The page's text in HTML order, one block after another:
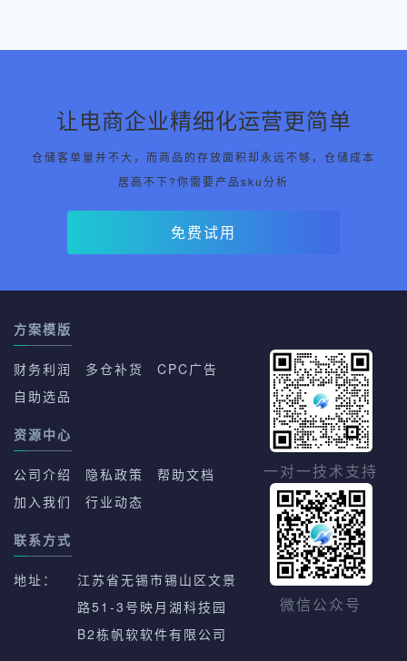
让电商企业精细化运营更简单
仓储客单量并不大，而商品的存放面积却永远不够，仓储成本
居高不下?你需要产品sku分析
免费试用
方案模版
财务利润 多仓补货
CPC广告
自助选品
资源中心
公司介绍 隐私政策
帮助文档
加入我们
行业动态
联系方式
地址：
江苏省无锡市锡山区文景
路51-3号映月湖科技园
B2栋帆软软件有限公司
一对一技术支持
微信公众号